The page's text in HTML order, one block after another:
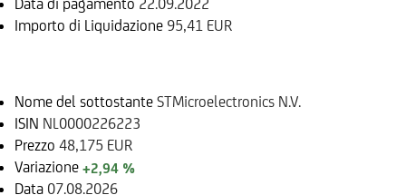
Importo di Liquidazione 95,41 EUR
Nome del sottostante STMicroelectronics N.V.
ISIN NL0000226223
Prezzo 48,175 EUR
Variazione +2,94 %
Data 07.08.2026